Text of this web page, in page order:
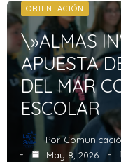
ORIENTACIÓN
\»ALMAS
APUESTA
DEL MAR
ESCOLAR
Por
May 8, 2026